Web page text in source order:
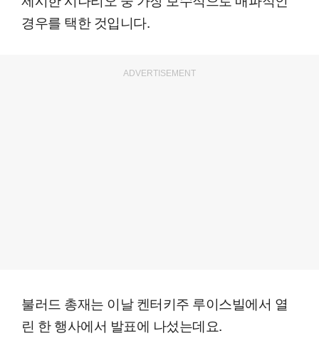
경우를 택한 것입니다.
ADVERTISEMENT
불러드 총재는 이날 켄터키주 루이스빌에서 열
린 한 행사에서 발표에 나섰는데요.